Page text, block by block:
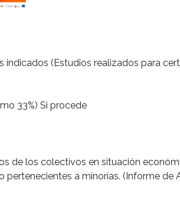
(Estudios realizados para
33%) Si procede
de los colectivos en situación
a minorías. (Informe de